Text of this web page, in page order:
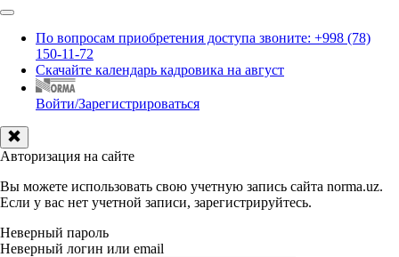
По вопросам приобретения доступа звоните: +998 (78)
150-11-72
Скачайте календарь кадровика на август
Войти/Зарегистрироваться
Авторизация на сайте
Вы можете использовать свою учетную запись сайта norma.uz.
Если у вас нет учетной записи, зарегистрируйтесь.
Неверный пароль
Неверный логин или email